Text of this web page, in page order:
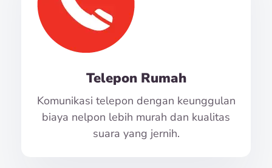
Telepon Rumah
Komunikasi telepon dengan keunggulan
biaya nelpon lebih murah dan kualitas
suara yang jernih.